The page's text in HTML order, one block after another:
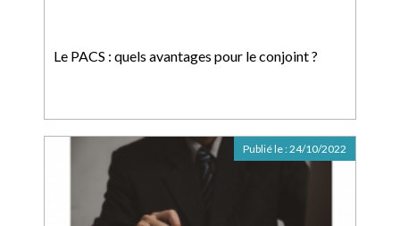
Le PACS : quels avantages pour le conjoint ?
Publié le :24/10/2022